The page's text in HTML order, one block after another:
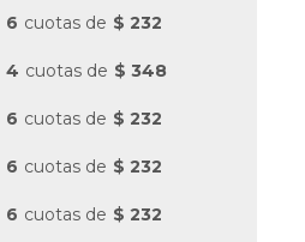
6 cuotas de $ 232
4 cuotas de $ 348
6 cuotas de $ 232
6 cuotas de $ 232
6 cuotas de $ 232